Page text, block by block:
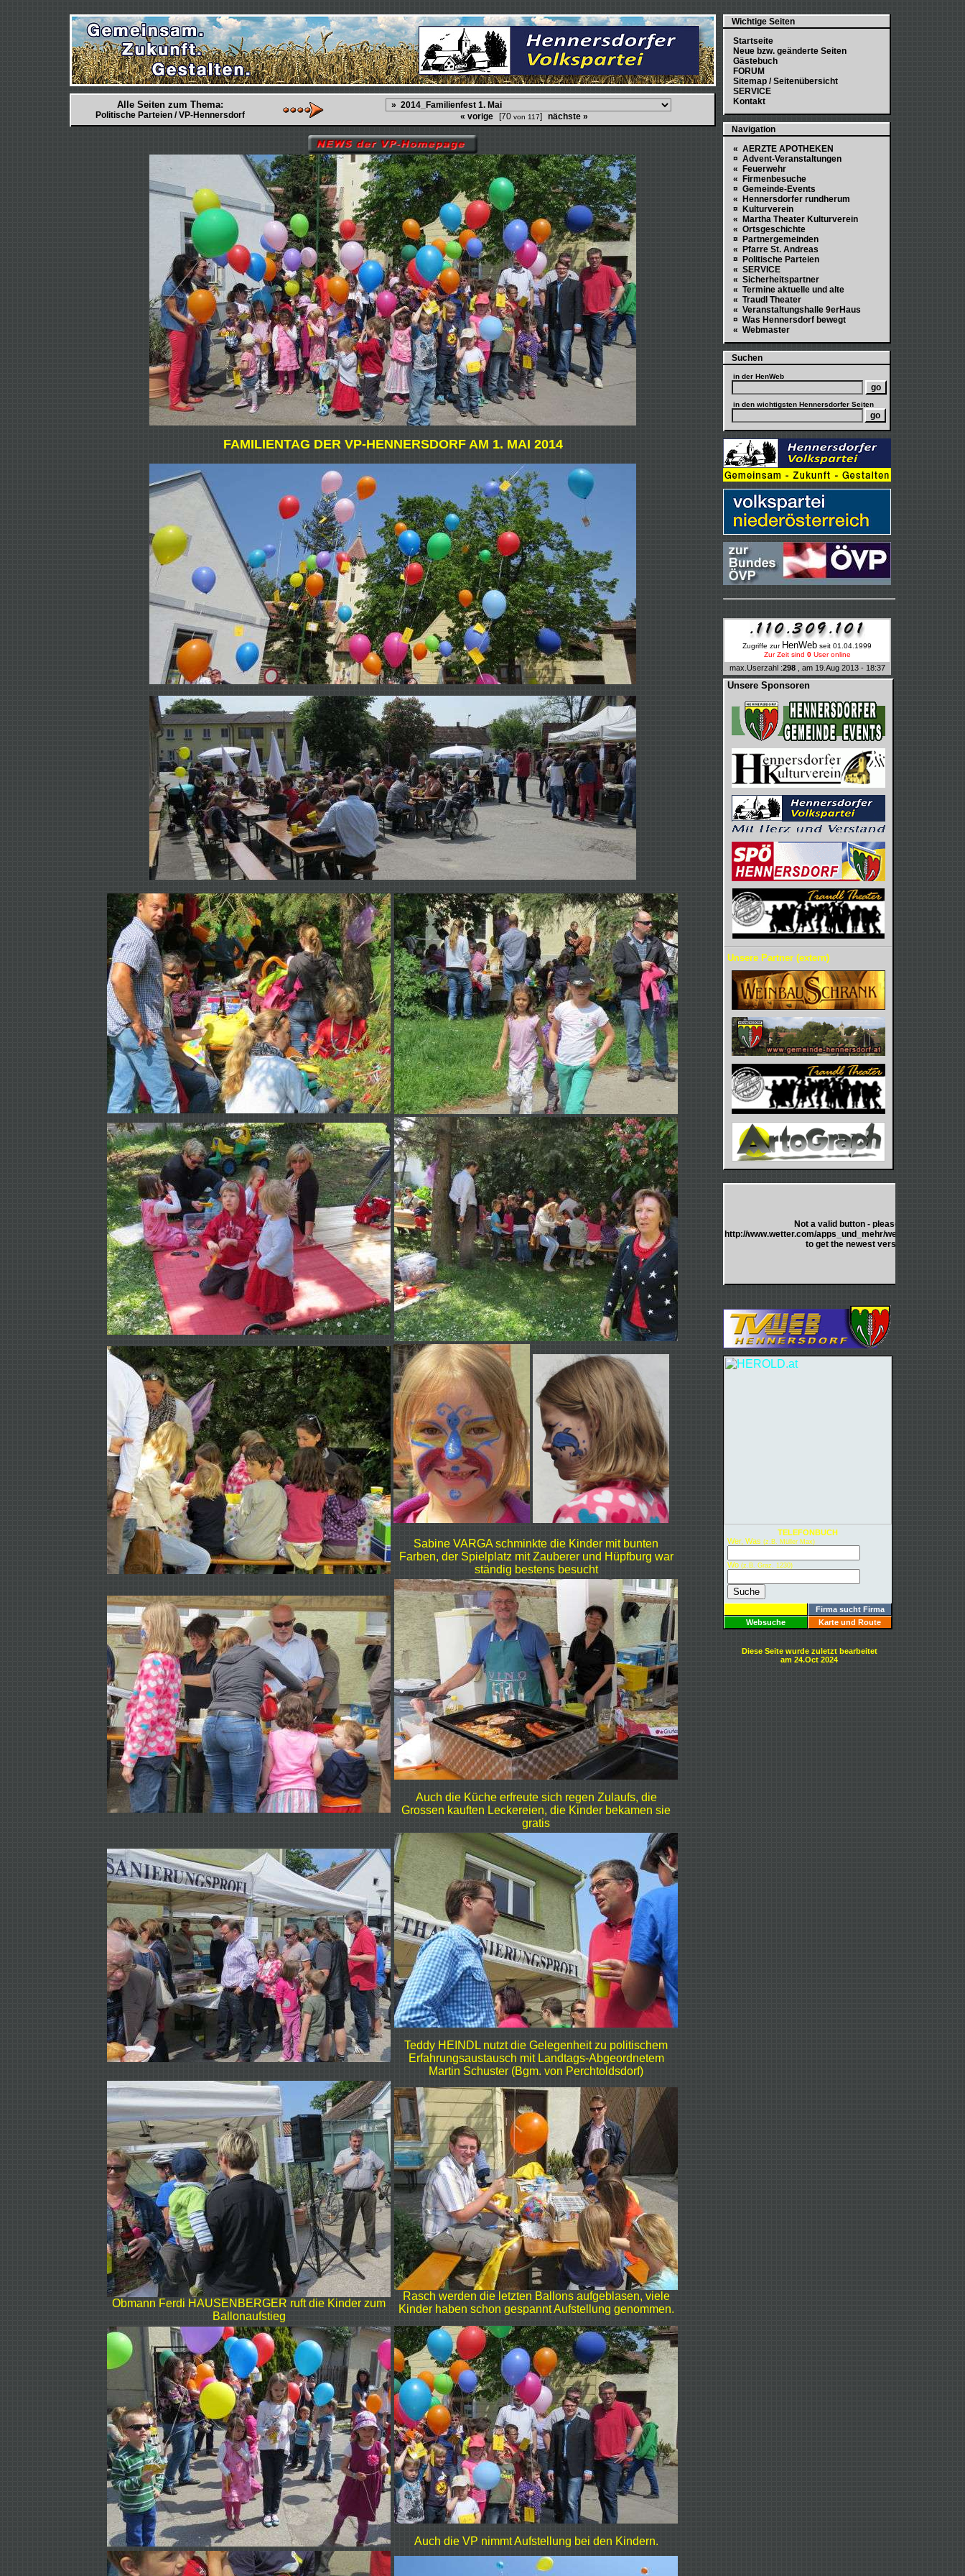
Alle Seiten zum Thema:
Politische Parteien / VP-Hennersdorf « vorige [70 von 117] nächste »
FAMILIENTAG DER VP-HENNERSDORF AM 1. MAI 2014
Sabine VARGA schminkte die Kinder mit bunten
Farben, der Spielplatz mit Zauberer und Hüpfburg war
ständig bestens besucht
Auch die Küche erfreute sich regen Zulaufs, die
Grossen kauften Leckereien, die Kinder bekamen sie
gratis
Teddy HEINDL nutzt die Gelegenheit zu politischem
Erfahrungsaustausch mit Landtags-Abgeordnetem
Martin Schuster (Bgm. von Perchtoldsdorf)
Obmann Ferdi HAUSENBERGER ruft die Kinder zum
Ballonaufstieg
Rasch werden die letzten Ballons aufgeblasen, viele
Kinder haben schon gespannt Aufstellung genommen.
Auch die VP nimmt Aufstellung bei den Kindern.
Wichtige Seiten
Startseite
Neue bzw. geänderte Seiten
Gästebuch
FORUM
Sitemap / Seitenübersicht
SERVICE
Kontakt
Navigation
« AERZTE APOTHEKEN
¤ Advent-Veranstaltungen
« Feuerwehr
« Firmenbesuche
¤ Gemeinde-Events
« Hennersdorfer rundherum
¤ Kulturverein
« Martha Theater Kulturverein
« Ortsgeschichte
¤ Partnergemeinden
« Pfarre St. Andreas
¤ Politische Parteien
« SERVICE
« Sicherheitspartner
« Termine aktuelle und alte
« Traudl Theater
« Veranstaltungshalle 9erHaus
¤ Was Hennersdorf bewegt
« Webmaster
Suchen
in der HenWeb
in den wichtigsten Hennersdorfer Seiten
Zugriffe zur HenWeb seit 01.04.1999
Zur Zeit sind 0User online
max.Userzahl :298 , am 19.Aug 2013 - 18:37
Unsere Sponsoren
Unsere Partner (extern)
Not a valid button - please go to
http://www.wetter.com/apps_und_mehr/website/
to get the newest version.
TELEFONBUCH
Wer, Was (z.B. Müller Max)
Wo (z.B. Graz, 1230)
Firma sucht Firma
Websuche
Karte und Route
Diese Seite wurde zuletzt bearbeitet
am 24.Oct 2024